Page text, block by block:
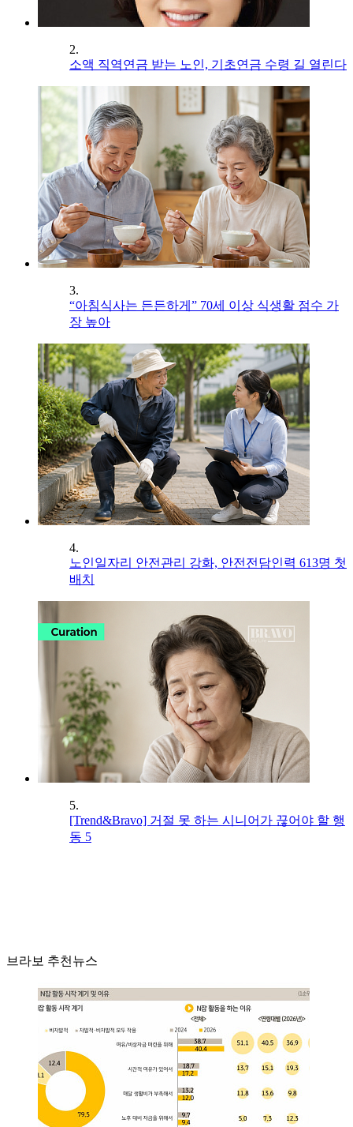
2.
소액 직역연금 받는 노인, 기초연금 수령 길 열린다
3.
“아침식사는 든든하게” 70세 이상 식생활 점수 가
장 높아
4.
노인일자리 안전관리 강화, 안전전담인력 613명 첫
배치
5.
[Trend&Bravo] 거절 못 하는 시니어가 끊어야 할 행
동 5
브라보 추천뉴스